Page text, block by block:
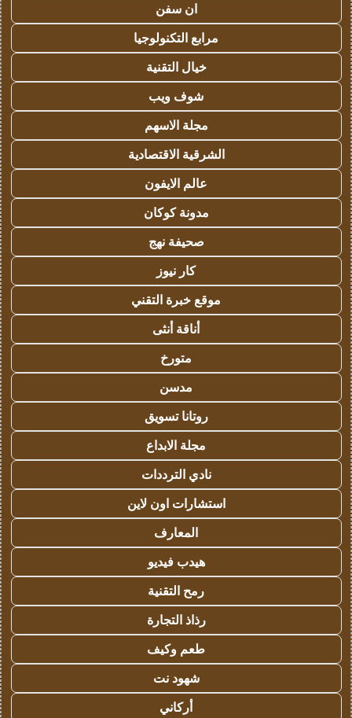
ان سفن
مرابع التكنولوجيا
خيال التقنية
شوف ويب
مجلة الاسهم
الشرقية الاقتصادية
عالم الايفون
مدونة كوكان
صحيفة نهج
كار نيوز
موقع خبرة التقني
أناقة أنثى
متورخ
مدسن
روتانا تسويق
مجلة الابداع
نادي الترددات
استشارات اون لاين
المعارف
هيدب فيديو
رمح التقنية
رذاذ التجارة
طعم وكيف
شهود نت
أركاني